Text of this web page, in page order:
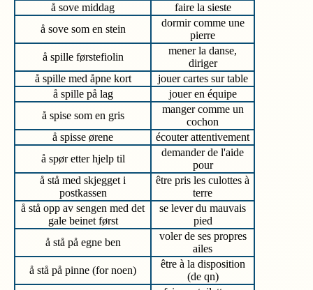
å sove middag
faire la sieste
å sove som en stein
dormir comme une
pierre
å spille førstefiolin
mener la danse,
diriger
å spille med åpne kort
jouer cartes sur table
å spille på lag
jouer en équipe
å spise som en gris
manger comme un
cochon
å spisse ørene
écouter attentivement
å spør etter hjelp til
demander de l'aide
pour
å stå med skjegget i
postkassen
être pris les culottes à
terre
å stå opp av sengen med det
gale beinet først
se lever du mauvais
pied
å stå på egne ben
voler de ses propres
ailes
å stå på pinne (for noen)
être à la disposition
(de qn)